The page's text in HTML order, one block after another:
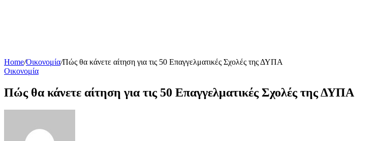
Home/Οικονομία/Πώς θα κάνετε αίτηση για τις 50 Επαγγελματικές Σχολές της ΔΥΠΑ
Οικονομία
Πώς θα κάνετε αίτηση για τις 50 Επαγγελματικές Σχολές της ΔΥΠΑ